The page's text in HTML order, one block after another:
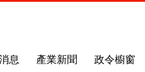
息 產業新聞 政令櫥窗